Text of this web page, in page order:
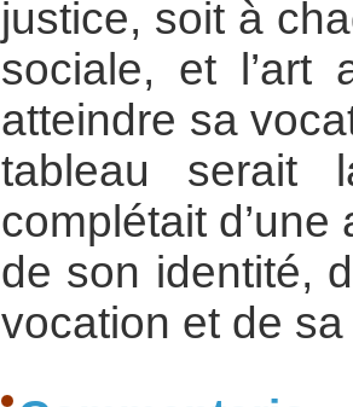
justice, soit à
sociale, et l’art
atteindre sa
tableau serait
complétait
de son identité,
vocation et de